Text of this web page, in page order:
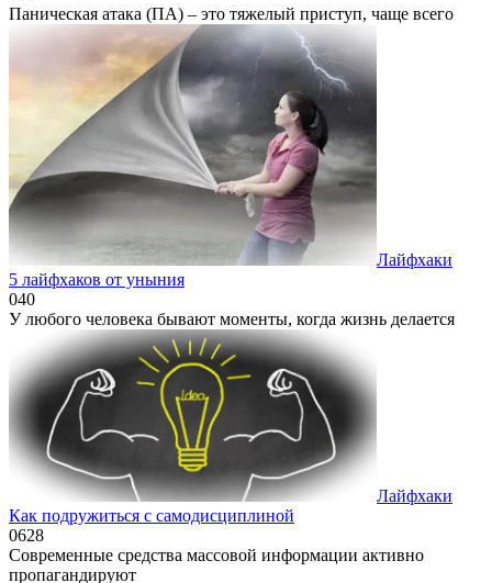
Паническая атака (ПА) – это тяжелый приступ, чаще всего
Лайфхаки
5 лайфхаков от уныния
040
У любого человека бывают моменты, когда жизнь делается
Лайфхаки
Как подружиться с самодисциплиной
0628
Современные средства массовой информации активно
пропагандируют